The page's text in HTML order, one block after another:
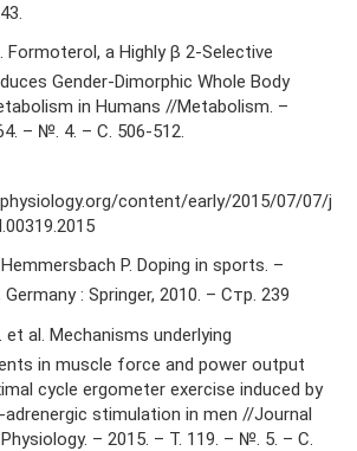
Formoterol, a Highly β 2-Selective
Gender-Dimorphic Whole Body
in Humans //Metabolism. –
– №. 4. – С. 506-512.
content/early/2015/07/07/j
P. Doping in sports. –
Germany : Springer, 2010. – Стр. 239
et al. Mechanisms underlying
in muscle force and power output
cycle ergometer exercise induced by
stimulation in men //Journal
– 2015. – Т. 119. – №. 5. – С.